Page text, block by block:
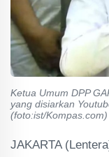
Ketua Umum DPP
yang disiarkan
(foto:ist/Kompas.com)
JAKARTA